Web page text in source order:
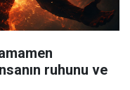
ruhunu ve